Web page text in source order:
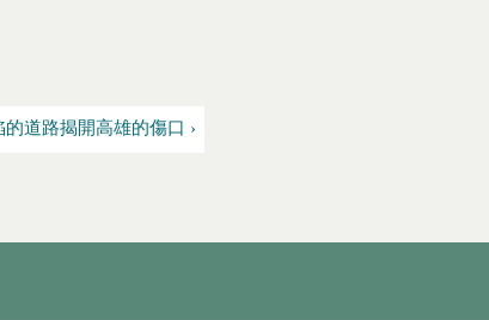
的道路揭開高雄的傷口 ›